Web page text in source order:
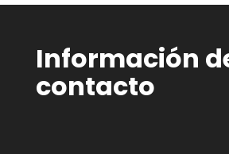
Información
contacto